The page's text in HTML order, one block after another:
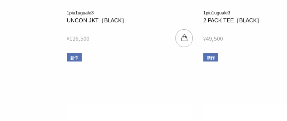
1piu1uguale3
UNCON JKT［BLACK］
¥126,500
新作
1piu1uguale3
2 PACK TEE［BLACK］
¥49,500
新作